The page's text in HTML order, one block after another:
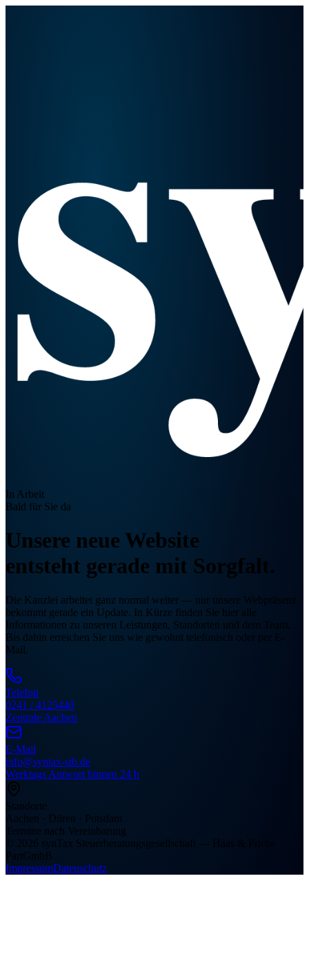
In Arbeit
Bald für Sie da
Unsere neue Website
entsteht gerade mit Sorgfalt.
Die Kanzlei arbeitet ganz normal weiter — nur unsere Webpräsenz
bekommt gerade ein Update. In Kürze finden Sie hier alle
Informationen zu unseren Leistungen, Standorten und dem Team.
Bis dahin erreichen Sie uns wie gewohnt telefonisch oder per E-
Mail.
Telefon
0241 / 4125440
Zentrale Aachen
E-Mail
info@syntax-stb.de
Werktags Antwort binnen 24 h
Standorte
Aachen · Düren · Potsdam
Termine nach Vereinbarung
© 2026 synTax Steuerberatungsgesellschaft — Haas & Priebe
PartGmbB
ImpressumDatenschutz